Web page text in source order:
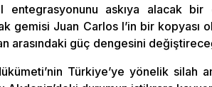
entegrasyonunu askıya alacak
gemisi Juan Carlos I’in bir
arasındaki güç dengesini
Türkiye’ye yönelik silah